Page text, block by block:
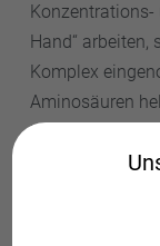
Konzentrations-
Hand“
Komplex
Aminosäuren
Mineralstoffen
Erschöpfung